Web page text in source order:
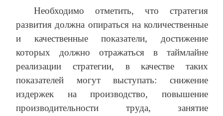
Необходимо отметить, что стратегия
развития должна опираться на количественные
и качественные показатели, достижение
которых должно отражаться в таймлайне
реализации стратегии, в качестве таких
показателей могут выступать: снижение
издержек на производство, повышение
производительности труда, занятие